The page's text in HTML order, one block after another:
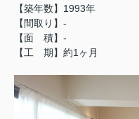
【築年数】1993年
【間取り】-
【面 積】-
【工 期】約1ヶ月